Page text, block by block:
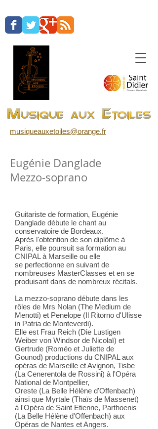
musiqueauxetoiles@orange.fr
Eugénie Danglade ​
Mezzo-soprano
Guitariste de formation, Eugénie
Danglade débute le chant au
conservatoire de Bordeaux.
Après l'obtention de son diplôme à
Paris, elle poursuit sa formation au
CNIPAL à Marseille ou elle
se perfectionne en suivant de
nombreuses MasterClasses et en se
produisant dans de nombreux récitals.
La mezzo-soprano débute dans les
rôles de Mrs Nolan (The Medium de
Menotti) et Penelope (Il Ritorno d'Ulisse
in Patria de Monteverdi).
Elle est Frau Reich (Die Lustigen
Weiber von Windsor de Nicolaï) et
Gertrude (Roméo et Juliette de
Gounod) productions du CNIPAL aux
opéras de Marseille et Avignon, Tisbe
(La Cenerentola de Rossini) à l'Opéra
National de Montpellier,
Oreste (La Belle Hélène d'Offenbach)
ainsi que Myrtale (Thaïs de Massenet)
à l'Opéra de Saint Etienne, Parthoenis
(La Belle Hélène d'Offenbach) aux
Opéras de Nantes et Angers.​